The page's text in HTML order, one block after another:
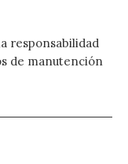
responsabilidad
de manutención